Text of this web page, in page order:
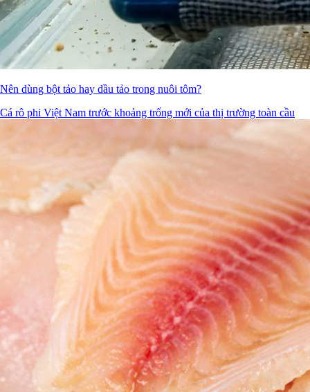
Nên dùng bột tảo hay dầu tảo trong nuôi tôm?
Cá rô phi Việt Nam trước khoảng trống mới của thị trường toàn cầu